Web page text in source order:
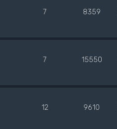
7 8359
7 15550
12 9610